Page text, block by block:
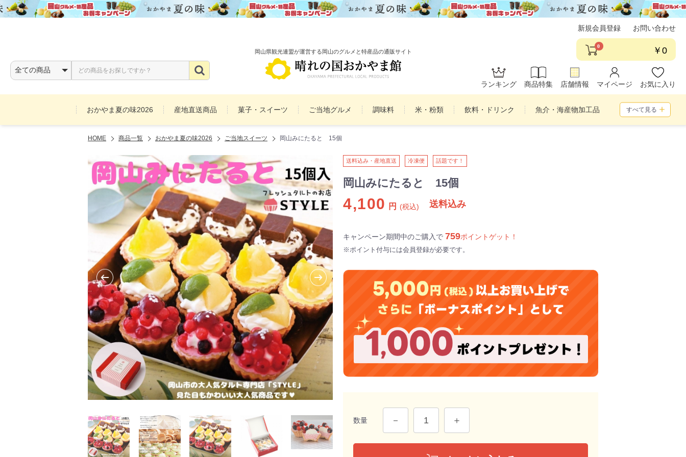
岡山県観光連盟が運営する岡山のグルメと特産品の通販サイト
新規会員登録 お問い合わせ
0 ￥0
ランキング 商品特集 店舗情報 マイページ お気に入り
おかやま夏の味2026 産地直送商品 菓子・スイーツ ご当地グルメ 調味料 米・粉類 飲料・ドリンク 魚介・海産物加工品
お酒 備前焼 雑貨 民工芸品
すべて見る
HOME 商品一覧 おかやま夏の味2026 ご当地スイーツ 岡山みにたると 15個
送料込み・産地直送 冷凍便 話題です！
岡山みにたると 15個
4,100 円 (税込) 送料込み
キャンペーン期間中のご購入で 759ポイントゲット！
※ポイント付与には会員登録が必要です。
数量